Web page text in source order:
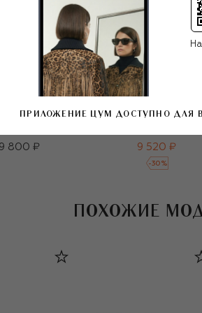
800 ₽
Хлопковая
9 520 ₽
-30 %
ПОХОЖИЕ
ПРИЛОЖЕНИЕ ЦУМ ДОСТУПНО ДЛЯ